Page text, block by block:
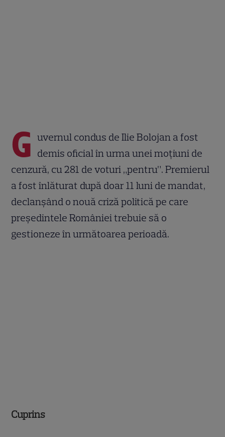
G uvernul condus de Ilie Bolojan a fost
demis oficial în urma unei moțiuni de
cenzură, cu 281 de voturi „pentru”. Premierul
a fost înlăturat după doar 11 luni de mandat,
declanșând o nouă criză politică pe care
președintele României trebuie să o
gestioneze în următoarea perioadă.
Cuprins